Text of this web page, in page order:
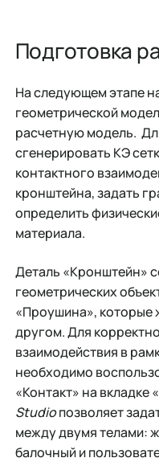
Подготовка
На следующем этапе
геометрической
расчетную модель.
сгенерировать КЭ
контактного
кронштейна, задать
определить
материала.
Деталь «Кронштейн»
геометрических
«Проушина», которые
другом. Для
взаимодействия в
необходимо
«Контакт» на вкладке
Studioпозволяет
между двумя телами:
балочный и